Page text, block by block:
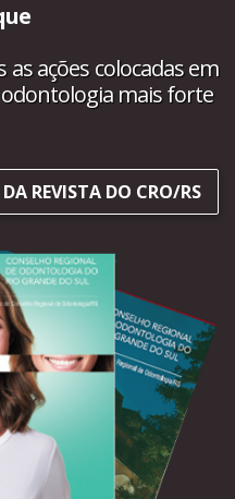
ações colocadas em
mais forte
REVISTA DO CRO/RS